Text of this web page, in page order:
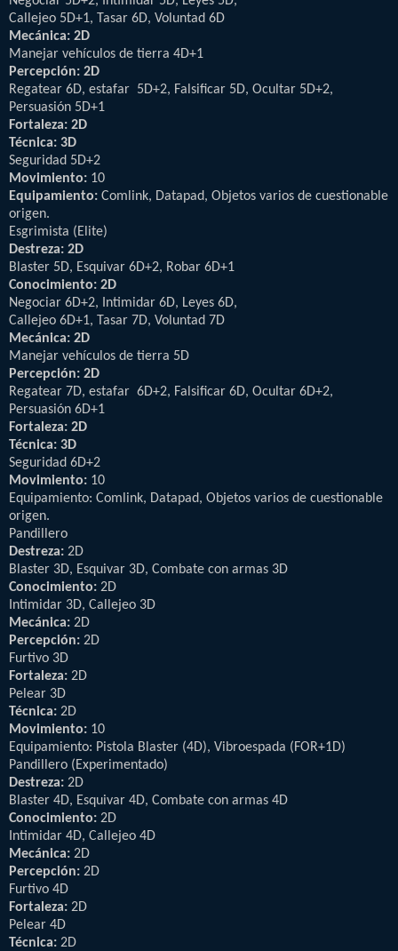
Callejeo 5D+1, Tasar 6D, Voluntad 6D
Mecánica: 2D
Manejar vehículos de tierra 4D+1
Percepción: 2D
Regatear 6D, estafar 5D+2, Falsificar 5D, Ocultar 5D+2,
Persuasión 5D+1
Fortaleza: 2D
Técnica: 3D
Seguridad 5D+2
Movimiento: 10
Equipamiento: Comlink, Datapad, Objetos varios de cuestionable
origen.
Esgrimista (Elite)
Destreza: 2D
Blaster 5D, Esquivar 6D+2, Robar 6D+1
Conocimiento: 2D
Negociar 6D+2, Intimidar 6D, Leyes 6D,
Callejeo 6D+1, Tasar 7D, Voluntad 7D
Mecánica: 2D
Manejar vehículos de tierra 5D
Percepción: 2D
Regatear 7D, estafar 6D+2, Falsificar 6D, Ocultar 6D+2,
Persuasión 6D+1
Fortaleza: 2D
Técnica: 3D
Seguridad 6D+2
Movimiento: 10
Equipamiento: Comlink, Datapad, Objetos varios de cuestionable
origen.
Pandillero
Destreza: 2D
Blaster 3D, Esquivar 3D, Combate con armas 3D
Conocimiento: 2D
Intimidar 3D, Callejeo 3D
Mecánica: 2D
Percepción: 2D
Furtivo 3D
Fortaleza: 2D
Pelear 3D
Técnica: 2D
Movimiento: 10
Equipamiento: Pistola Blaster (4D), Vibroespada (FOR+1D)
Pandillero (Experimentado)
Destreza: 2D
Blaster 4D, Esquivar 4D, Combate con armas 4D
Conocimiento: 2D
Intimidar 4D, Callejeo 4D
Mecánica: 2D
Percepción: 2D
Furtivo 4D
Fortaleza: 2D
Pelear 4D
Técnica: 2D